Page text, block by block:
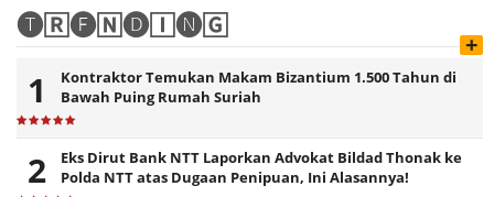
🅣🅁🅔🄽🅓🄸🅝🄶
+
Kontraktor Temukan Makam Bizantium 1.500 Tahun di
Bawah Puing Rumah Suriah
Eks Dirut Bank NTT Laporkan Advokat Bildad Thonak ke
Polda NTT atas Dugaan Penipuan, Ini Alasannya!